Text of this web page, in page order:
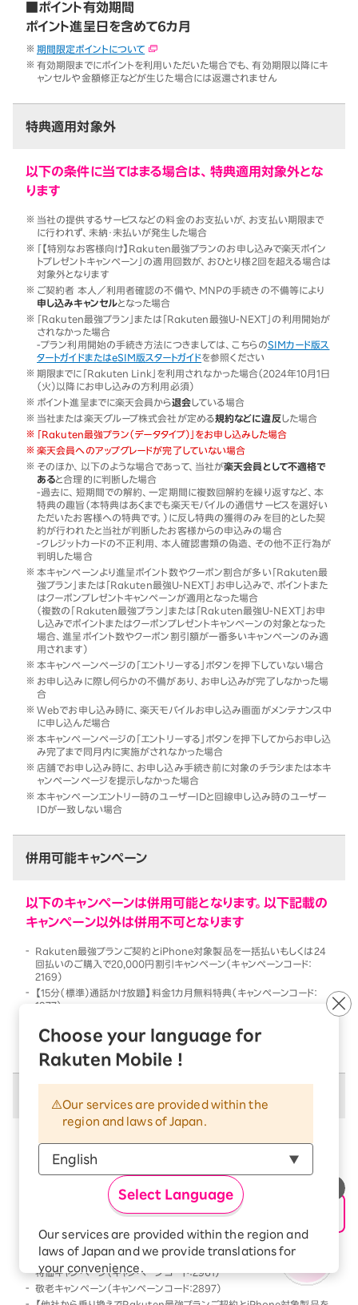
Choose your language for
Rakuten Mobile !
Our services are provided within the
region and laws of Japan.
Select Language
Our services are provided within the region and
laws of Japan and we provide translations for
your convenience.
The Japanese version of our websites and
applications, in which include Rakuten
■ポイント有効期間
ポイント進呈日を含めて6カ月
期間限定ポイントについて
有効期限までにポイントを利用いただいた場合でも、有効期限以降にキ
ャンセルや金額修正などが生じた場合には返還されません
特典適用対象外
以下の条件に当てはまる場合は、特典適用対象外とな
ります
当社の提供するサービスなどの料金のお支払いが、お支払い期限まで
に行われず、未納・未払いが発生した場合
「【特別なお客様向け】Rakuten最強プランのお申し込みで楽天ポイン
トプレゼントキャンペーン」の適用回数が、おひとり様2回を超える場合は
対象外となります
ご契約者 本人／利用者確認の不備や、MNPの手続きの不備等により
申し込みキャンセルとなった場合
「Rakuten最強プラン」または「Rakuten最強U-NEXT」の利用開始が
されなかった場合
-プラン利用開始の手続き方法につきましては、こちらのSIMカード版ス
タートガイドまたはeSIM版スタートガイドを参照ください
期限までに「Rakuten Link」を利用されなかった場合（2024年10月1日
（火）以降にお申し込みの方利用必須）
ポイント進呈までに楽天会員から退会している場合
当社または楽天グループ株式会社が定める規約などに違反した場合
「Rakuten最強プラン（データタイプ）」をお申し込みした場合
楽天会員へのアップグレードが完了していない場合
そのほか、以下のような場合であって、当社が楽天会員として不適格で
あると合理的に判断した場合
-過去に、短期間での解約、一定期間に複数回解約を繰り返すなど、本
特典の趣旨（本特典はあくまでも楽天モバイルの通信サービスを選好い
ただいたお客様への特典です。）に反し特典の獲得のみを目的とした契
約が行われたと当社が判断したお客様からの申込みの場合
-クレジットカードの不正利用、本人確認書類の偽造、その他不正行為が
判明した場合
本キャンペーンより進呈ポイント数やクーポン割合が多い「Rakuten最
強プラン」または「Rakuten最強U-NEXT」お申し込みで、ポイントまた
はクーポンプレゼントキャンペーンが適用となった場合
（複数の「Rakuten最強プラン」または「Rakuten最強U-NEXT」お申
し込みでポイントまたはクーポンプレゼントキャンペーンの対象となった
場合、進呈ポイント数やクーポン割引額が一番多いキャンペーンのみ適
用されます）
本キャンペーンページの「エントリーする」ボタンを押下していない場合
お申し込みに際し何らかの不備があり、お申し込みが完了しなかった場
合
Webでお申し込み時に、楽天モバイルお申し込み画面がメンテナンス中
に申し込んだ場合
本キャンペーンページの「エントリーする」ボタンを押下してからお申し込
み完了まで同月内に実施がされなかった場合
店舗でお申し込み時に、お申し込み手続き前に対象のチラシまたは本キ
ャンペーンページを提示しなかった場合
本キャンペーンエントリー時のユーザーIDと回線申し込み時のユーザー
IDが一致しない場合
併用可能キャンペーン
以下のキャンペーンは併用可能となります。以下記載の
キャンペーン以外は併用不可となります
Rakuten最強プランご契約とiPhone対象製品を一括払いもしくは24
回払いのご購入で20,000円割引キャンペーン（キャンペーンコード：
2169）
【15分（標準）通話かけ放題】料金1カ月無料特典（キャンペーンコード：
1977）
括払いもしくは24回払いのご購入で割引キャンペーン（キャンペーンコー
以下のキャンペーンは、併用不可となります
本キャンペーン条件を満たす前、または満たした後に、
以下のキャンペーンの条件を満たした場合には、以下の
キャンペーンのみが優先的に適用となります
Rakutenオリジナル製品 1円キャンペーン（キャンペーンコード：2808）
「Rakuten最強プラン契約＆Android買い替え超トクプログラム利用」
特価キャンペーン（キャンペーンコード：2961）
敬老キャンペーン（キャンペーンコード：2897）